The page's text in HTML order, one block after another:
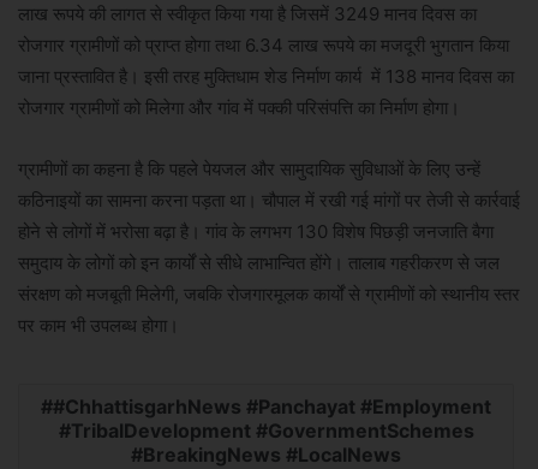
लाख रूपये की लागत से स्वीकृत किया गया है जिसमें 3249 मानव दिवस का
रोजगार ग्रामीणों को प्राप्त होगा तथा 6.34 लाख रूपये का मजदूरी भुगतान किया
जाना प्रस्तावित है। इसी तरह मुक्तिधाम शेड निर्माण कार्य में 138 मानव दिवस का
रोजगार ग्रामीणों को मिलेगा और गांव में पक्की परिसंपत्ति का निर्माण होगा।
ग्रामीणों का कहना है कि पहले पेयजल और सामुदायिक सुविधाओं के लिए उन्हें
कठिनाइयों का सामना करना पड़ता था। चौपाल में रखी गई मांगों पर तेजी से कार्रवाई
होने से लोगों में भरोसा बढ़ा है। गांव के लगभग 130 विशेष पिछड़ी जनजाति बैगा
समुदाय के लोगों को इन कार्यों से सीधे लाभान्वित होंगे। तालाब गहरीकरण से जल
संरक्षण को मजबूती मिलेगी, जबकि रोजगारमूलक कार्यों से ग्रामीणों को स्थानीय स्तर
पर काम भी उपलब्ध होगा।
#ChhattisgarhNews #Panchayat #Employment
#TribalDevelopment #GovernmentSchemes
#BreakingNews #LocalNews